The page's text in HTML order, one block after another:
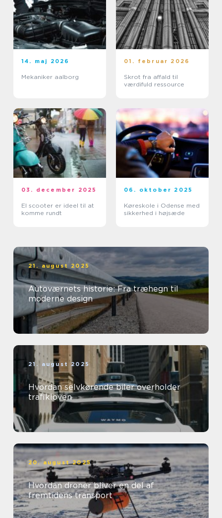
14. maj 2026
Mekaniker aalborg
01. februar 2026
Skrot fra affald til
værdifuld ressource
03. december 2025
El scooter er ideel til at
komme rundt
06. oktober 2025
Køreskole i Odense med
sikkerhed i højsæde
21. august 2025
Autoværnets historie: Fra træhegn til
moderne design
21. august 2025
Hvordan selvkørende biler overholder
trafikloven
20. august 2025
Hvordan droner bliver en del af
fremtidens transport